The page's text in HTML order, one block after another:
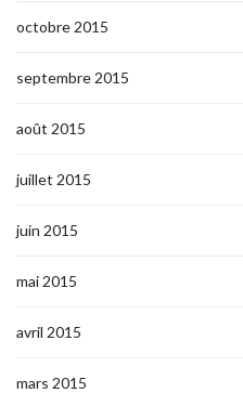
octobre 2015
septembre 2015
août 2015
juillet 2015
juin 2015
mai 2015
avril 2015
mars 2015